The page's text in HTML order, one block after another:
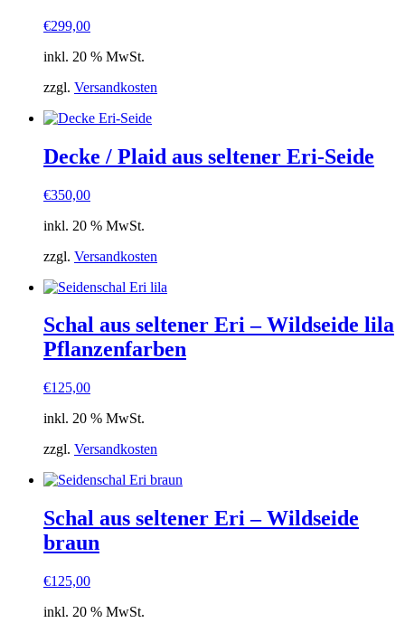
€299,00
inkl. 20 % MwSt.
zzgl. Versandkosten
Decke / Plaid aus seltener Eri-Seide
€350,00
inkl. 20 % MwSt.
zzgl. Versandkosten
Schal aus seltener Eri – Wildseide lila
Pflanzenfarben
€125,00
inkl. 20 % MwSt.
zzgl. Versandkosten
Schal aus seltener Eri – Wildseide
braun
€125,00
inkl. 20 % MwSt.